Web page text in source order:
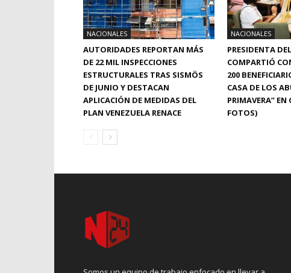
NACIONALES
AUTORIDADES REPORTAN MÁS
DE 22 MIL INSPECCIONES
ESTRUCTURALES TRAS SISMÖS
DE JUNIO Y DESTACAN
APLICACIÓN DE MEDIDAS DEL
PLAN VENEZUELA RENACE
NACIONALES
PRESIDENTA
COMPARTIÓ
200
CASA DE LOS
PRIMAVERA” EN
FOTOS)